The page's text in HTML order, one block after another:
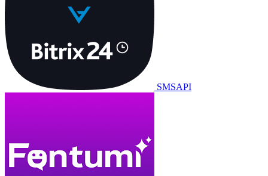
SMSAPI